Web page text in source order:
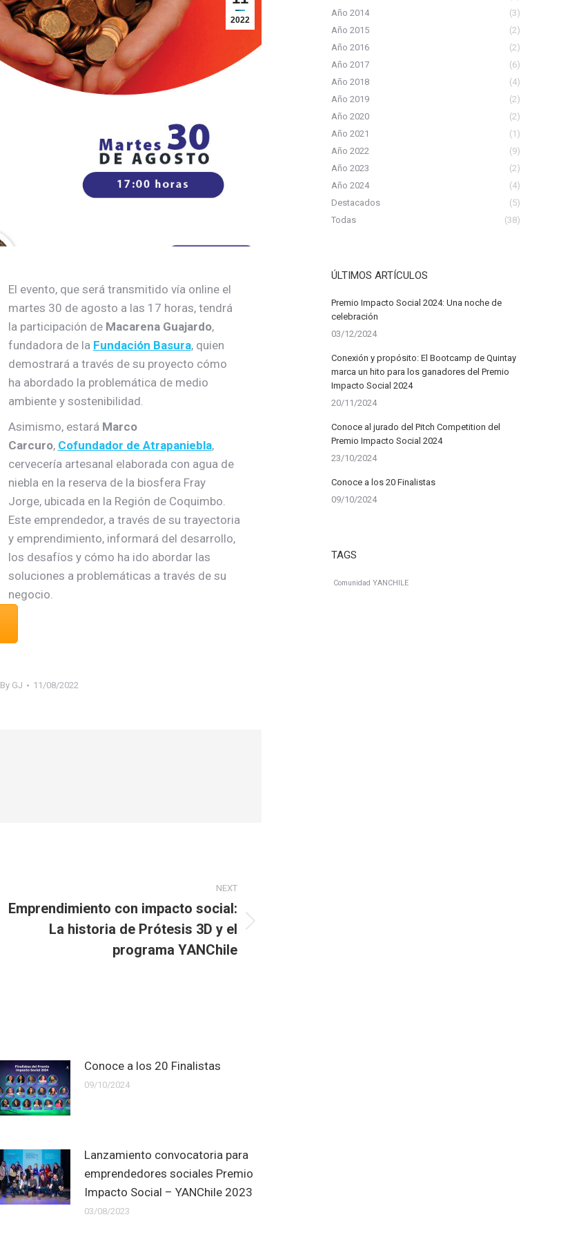
2022
El evento, que será transmitido vía online el
martes 30 de agosto a las 17 horas, tendrá
la participación de Macarena Guajardo,
fundadora de la Fundación Basura, quien
demostrará a través de su proyecto cómo
ha abordado la problemática de medio
ambiente y sostenibilidad.
Asimismo, estará Marco
Carcuro, Cofundador de Atrapaniebla,
cervecería artesanal elaborada con agua de
niebla en la reserva de la biosfera Fray
Jorge, ubicada en la Región de Coquimbo.
Este emprendedor, a través de su trayectoria
y emprendimiento, informará del desarrollo,
los desafíos y cómo ha ido abordar las
soluciones a problemáticas a través de su
negocio.
By GJ 11/08/2022
NEXT
Emprendimiento con impacto social:
La historia de Prótesis 3D y el
programa YANChile
Conoce a los 20 Finalistas
09/10/2024
Lanzamiento convocatoria para
emprendedores sociales Premio
Impacto Social – YANChile 2023
03/08/2023
Año 2014
(3)
Año 2015
(2)
Año 2016
(2)
Año 2017
(6)
Año 2018
(4)
Año 2019
(2)
Año 2020
(2)
Año 2021
(1)
Año 2022
(9)
Año 2023
(2)
Año 2024
(4)
Destacados
(5)
Todas
(38)
ÚLTIMOS ARTÍCULOS
Premio Impacto Social 2024: Una noche de
celebración
03/12/2024
Conexión y propósito: El Bootcamp de Quintay
marca un hito para los ganadores del Premio
Impacto Social 2024
20/11/2024
Conoce al jurado del Pitch Competition del
Premio Impacto Social 2024
23/10/2024
Conoce a los 20 Finalistas
09/10/2024
TAGS
Comunidad YANCHILE